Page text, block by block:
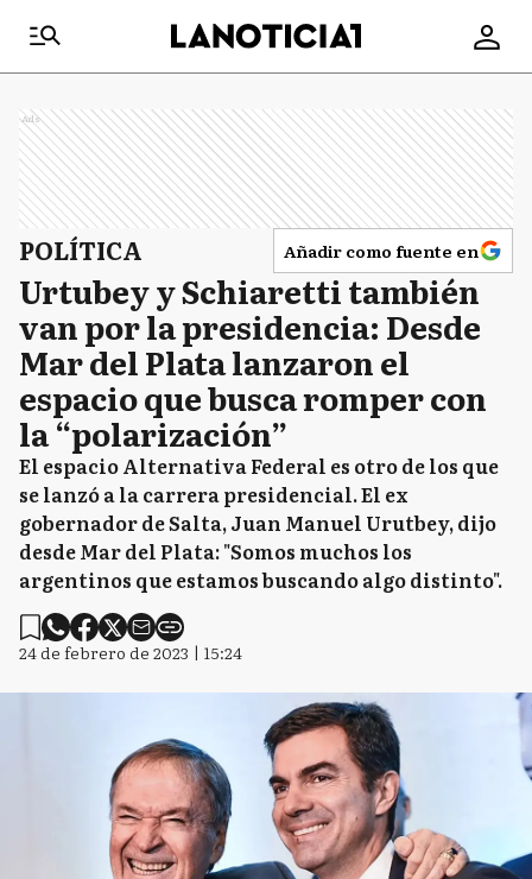
Ads
POLÍTICA Añadir como fuente en
Urtubey y Schiaretti también
van por la presidencia: Desde
Mar del Plata lanzaron el
espacio que busca romper con
la “polarización”
El espacio Alternativa Federal es otro de los que
se lanzó a la carrera presidencial. El ex
gobernador de Salta, Juan Manuel Urutbey, dijo
desde Mar del Plata: "Somos muchos los
argentinos que estamos buscando algo distinto".
24 de febrero de 2023 | 15:24